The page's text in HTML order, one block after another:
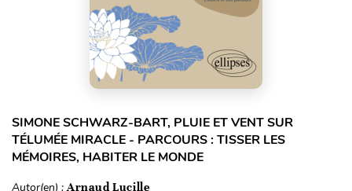
SIMONE SCHWARZ-BART, PLUIE ET VENT SUR
TÉLUMÉE MIRACLE - PARCOURS : TISSER LES
MÉMOIRES, HABITER LE MONDE
Autor(en) :Arnaud Lucille